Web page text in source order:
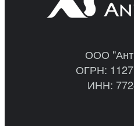
ООО
ОГРН:
ИНН: